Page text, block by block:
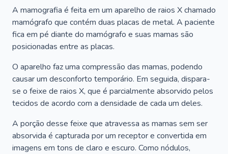
A mamografia é feita em um aparelho de raios X chamado
mamógrafo que contém duas placas de metal. A paciente
fica em pé diante do mamógrafo e suas mamas são
posicionadas entre as placas.
O aparelho faz uma compressão das mamas, podendo
causar um desconforto temporário. Em seguida, dispara-
se o feixe de raios X, que é parcialmente absorvido pelos
tecidos de acordo com a densidade de cada um deles.
A porção desse feixe que atravessa as mamas sem ser
absorvida é capturada por um receptor e convertida em
imagens em tons de claro e escuro. Como nódulos,